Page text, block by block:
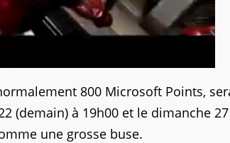
800 Microsoft Points,
(demain) à 19h00 et le dimanche 27
une grosse buse.